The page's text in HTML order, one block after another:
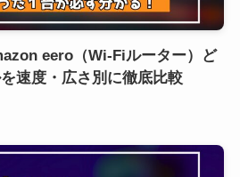
eero（Wi-Fiルーター）ど
速度・広さ別に徹底比較